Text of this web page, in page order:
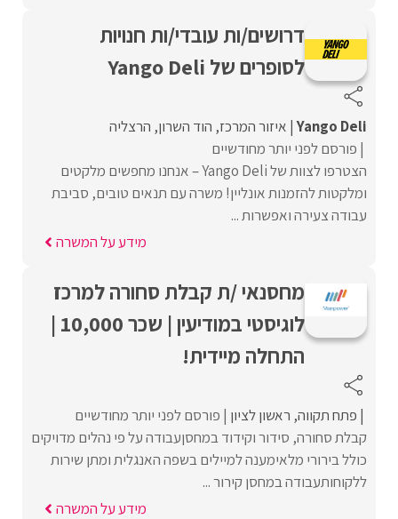
דרושים/ות עובדי/ות חנויות
לסופרים של Yango Deli
Yango Deli איזור המרכז הוד השרון הרצליה
פורסם לפני יותר מחודשיים
הצטרפו לצוות של Yango Deli – אנחנו מחפשים מלקטים
ומלקטות להזמנות אונליין! משרה עם תנאים טובים, סביבת
עבודה צעירה ואפשרות ...
מידע על המשרה
מחסנאי /ת קבלת סחורה למרכז
לוגיסטי במודיעין | שכר 10,000 |
התחלה מיידית!
פתח תקווה ראשון לציון פורסם לפני יותר מחודשיים
קבלת סחורה, סידור וקידוד במחסןעבודה על פי נהלים מדויקים
כולל בירורי מלאימענה למיילים בשפה האנגלית ומתן שירות
ללקוחותעבודה במחסן קירור ...
מידע על המשרה